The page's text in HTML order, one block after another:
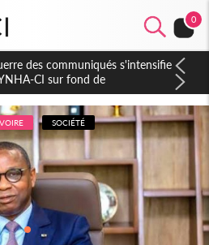
0
2026, Thiam plaide pour un
plus apaisé
SOCIÉTÉ